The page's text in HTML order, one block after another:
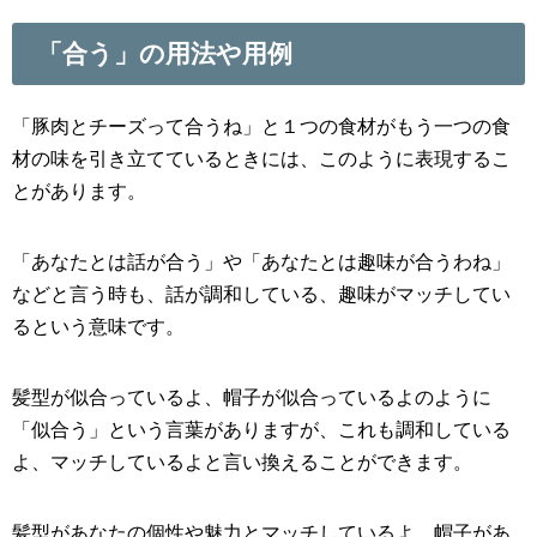
「合う」の用法や用例
「豚肉とチーズって合うね」と１つの食材がもう一つの食
材の味を引き立てているときには、このように表現するこ
とがあります。
「あなたとは話が合う」や「あなたとは趣味が合うわね」
などと言う時も、話が調和している、趣味がマッチしてい
るという意味です。
髪型が似合っているよ、帽子が似合っているよのように
「似合う」という言葉がありますが、これも調和している
よ、マッチしているよと言い換えることができます。
髪型があなたの個性や魅力とマッチしているよ、帽子があ